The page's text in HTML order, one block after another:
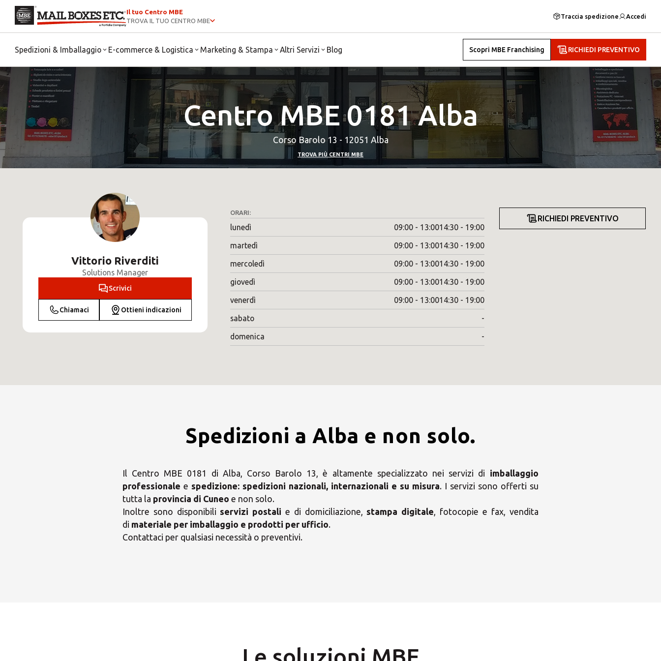
Il tuo Centro MBE
TROVA IL TUO CENTRO MBE
Traccia spedizione Accedi
Spedizioni & Imballaggio E-commerce & Logistica Marketing & Stampa Altri Servizi Blog Scopri MBE Franchising RICHIEDI PREVENTIVO
Centro MBE 0181 Alba
Corso Barolo 13 - 12051 Alba
TROVA PIÙ CENTRI MBE
Vittorio Riverditi
Solutions Manager
Scrivici
Chiamaci Ottieni indicazioni
ORARI:
lunedì 09:00 - 13:0014:30 - 19:00
martedì 09:00 - 13:0014:30 - 19:00
mercoledì 09:00 - 13:0014:30 - 19:00
giovedì 09:00 - 13:0014:30 - 19:00
venerdì 09:00 - 13:0014:30 - 19:00
sabato -
domenica -
RICHIEDI PREVENTIVO
Spedizioni a Alba e non solo.
Il Centro MBE 0181 di Alba, Corso Barolo 13, è altamente specializzato nei servizi di imballaggio
professionale e spedizione: spedizioni nazionali, internazionali e su misura. I servizi sono offerti su
tutta la provincia di Cuneo e non solo.
Inoltre sono disponibili servizi postali e di domiciliazione, stampa digitale, fotocopie e fax, vendita
di materiale per imballaggio e prodotti per ufficio.
Contattaci per qualsiasi necessità o preventivi.